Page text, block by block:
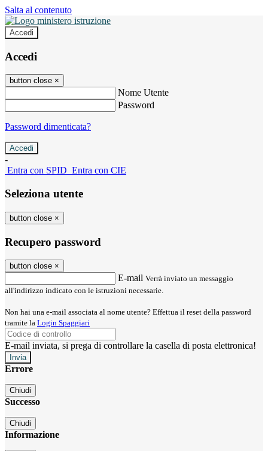
Salta al contenuto
Accedi
Accedi
button close ×
Nome Utente
Password
Password dimenticata?
-
Entra con SPID Entra con CIE
Seleziona utente
button close ×
Recupero password
button close ×
E-mail Verrà inviato un messaggio
all'indirizzo indicato con le istruzioni necessarie.
Non hai una e-mail associata al nome utente? Effettua il reset della password
tramite la Login Spaggiari
E-mail inviata, si prega di controllare la casella di posta elettronica!
Errore
Chiudi
Successo
Chiudi
Informazione